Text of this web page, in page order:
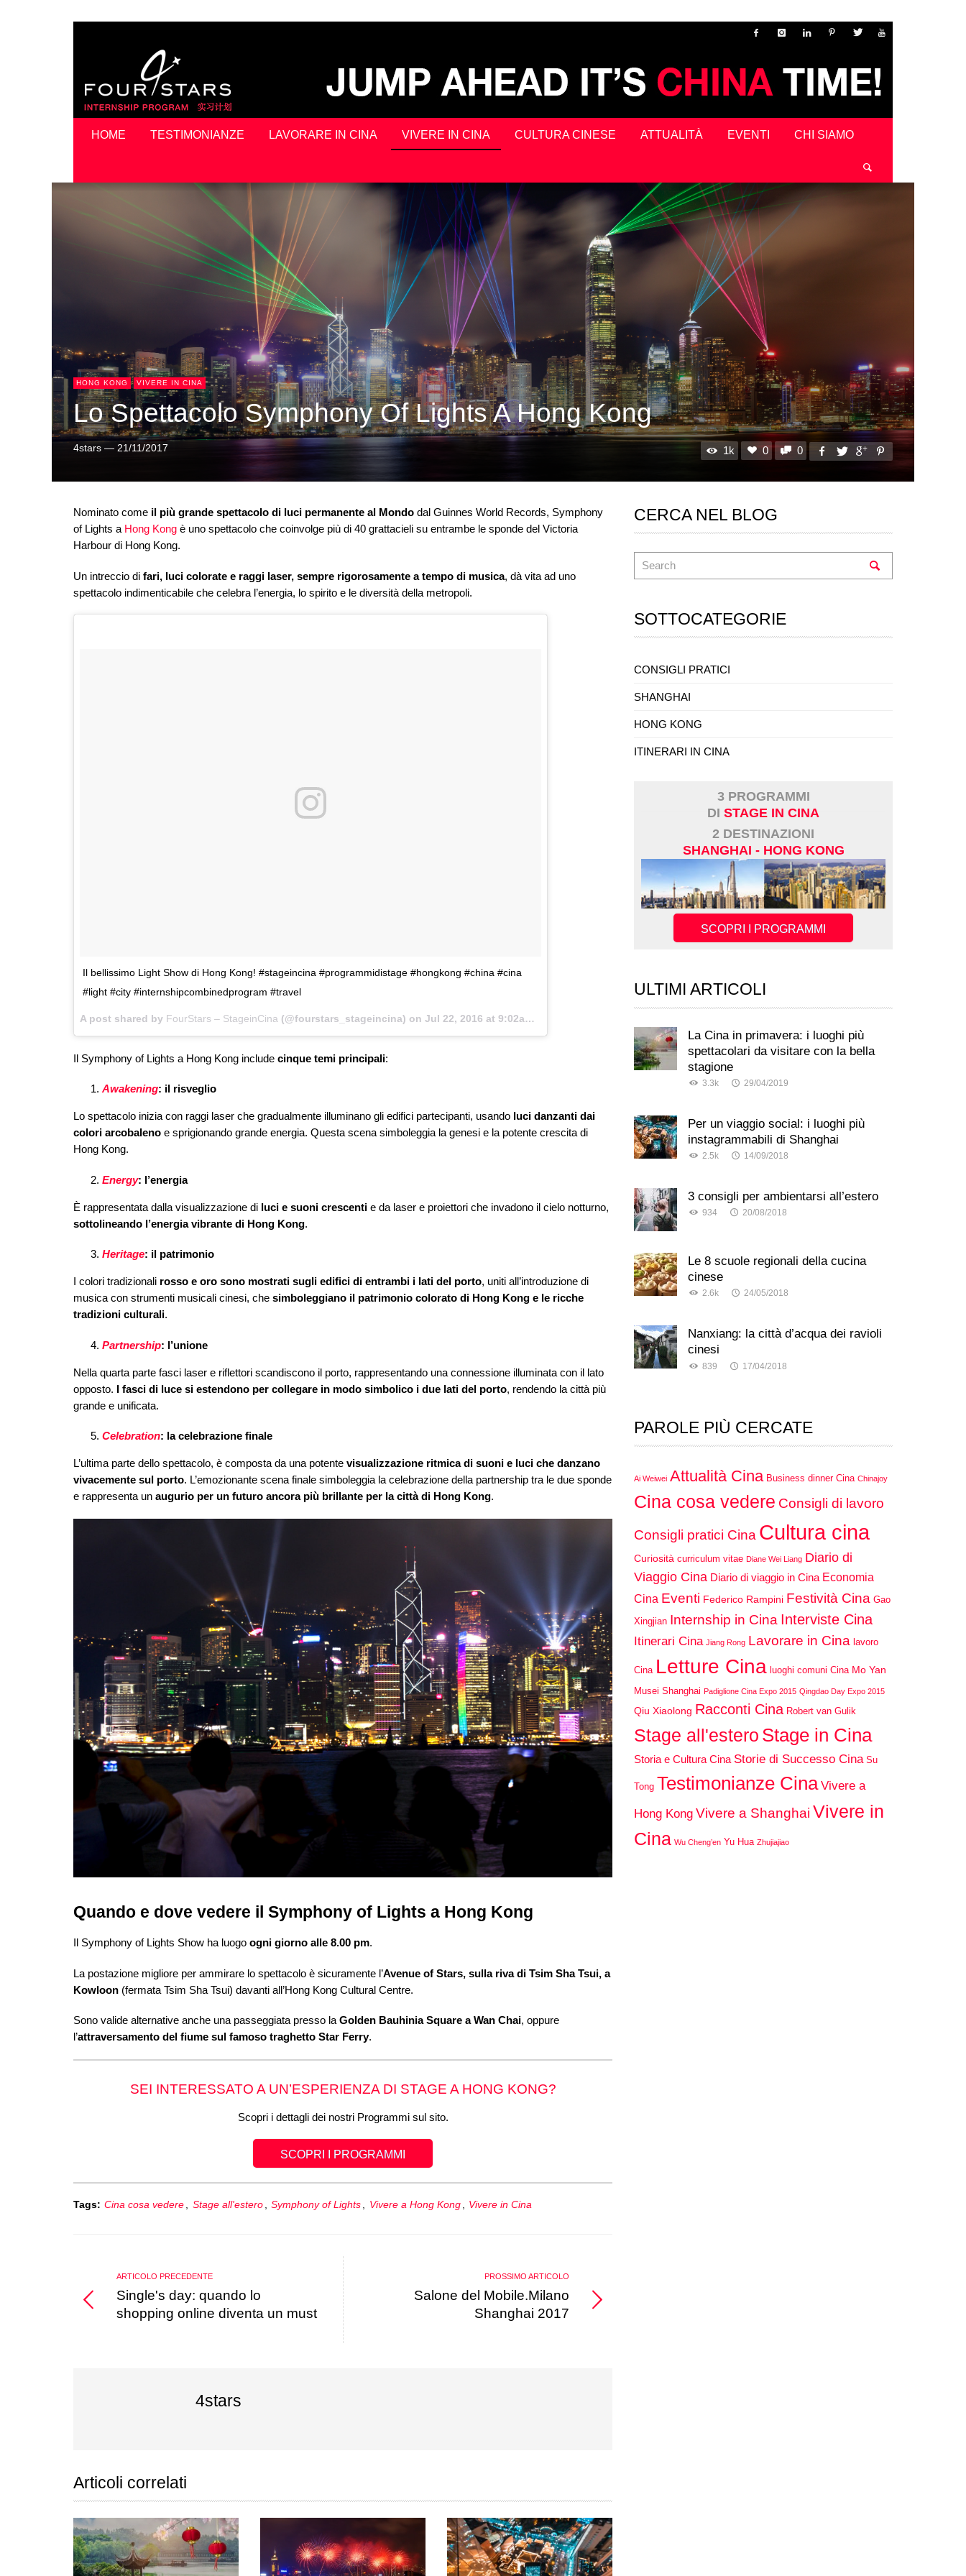
HOME TESTIMONIANZE LAVORARE IN CINA VIVERE IN CINA CULTURA CINESE ATTUALITÀ EVENTI CHI SIAMO
HONG KONG VIVERE IN CINA
Lo Spettacolo Symphony Of Lights A Hong Kong
4stars — 21/11/2017 1k 0 0
Nominato come il più grande spettacolo di luci permanente al Mondo dal Guinnes World Records, Symphony
of Lights a Hong Kong è uno spettacolo che coinvolge più di 40 grattacieli su entrambe le sponde del Victoria
Harbour di Hong Kong.
Un intreccio di fari, luci colorate e raggi laser, sempre rigorosamente a tempo di musica, dà vita ad uno
spettacolo indimenticabile che celebra l’energia, lo spirito e le diversità della metropoli.
Il bellissimo Light Show di Hong Kong! #stageincina #programmidistage #hongkong #china #cina
#light #city #internshipcombinedprogram #travel
A post shared by FourStars – StageinCina (@fourstars_stageincina) on Jul 22, 2016 at 9:02am PDT
Il Symphony of Lights a Hong Kong include cinque temi principali:
Awakening: il risveglio
Lo spettacolo inizia con raggi laser che gradualmente illuminano gli edifici partecipanti, usando luci danzanti dai
colori arcobaleno e sprigionando grande energia. Questa scena simboleggia la genesi e la potente crescita di
Hong Kong.
Energy: l’energia
È rappresentata dalla visualizzazione di luci e suoni crescenti e da laser e proiettori che invadono il cielo notturno,
sottolineando l’energia vibrante di Hong Kong.
Heritage: il patrimonio
I colori tradizionali rosso e oro sono mostrati sugli edifici di entrambi i lati del porto, uniti all’introduzione di
musica con strumenti musicali cinesi, che simboleggiano il patrimonio colorato di Hong Kong e le ricche
tradizioni culturali.
Partnership: l’unione
Nella quarta parte fasci laser e riflettori scandiscono il porto, rappresentando una connessione illuminata con il lato
opposto. I fasci di luce si estendono per collegare in modo simbolico i due lati del porto, rendendo la città più
grande e unificata.
Celebration: la celebrazione finale
L’ultima parte dello spettacolo, è composta da una potente visualizzazione ritmica di suoni e luci che danzano
vivacemente sul porto. L’emozionante scena finale simboleggia la celebrazione della partnership tra le due sponde
e rappresenta un augurio per un futuro ancora più brillante per la città di Hong Kong.
Quando e dove vedere il Symphony of Lights a Hong Kong
Il Symphony of Lights Show ha luogo ogni giorno alle 8.00 pm.
La postazione migliore per ammirare lo spettacolo è sicuramente l’Avenue of Stars, sulla riva di Tsim Sha Tsui, a
Kowloon (fermata Tsim Sha Tsui) davanti all’Hong Kong Cultural Centre.
Sono valide alternative anche una passeggiata presso la Golden Bauhinia Square a Wan Chai, oppure
l’attraversamento del fiume sul famoso traghetto Star Ferry.
SEI INTERESSATO A UN’ESPERIENZA DI STAGE A HONG KONG?
Scopri i dettagli dei nostri Programmi sul sito.
SCOPRI I PROGRAMMI
Tags: Cina cosa vedere , Stage all'estero , Symphony of Lights , Vivere a Hong Kong , Vivere in Cina
ARTICOLO PRECEDENTE
Single's day: quando lo
shopping online diventa un must
PROSSIMO ARTICOLO
Salone del Mobile.Milano
Shanghai 2017
4stars
Articoli correlati
CERCA NEL BLOG
SOTTOCATEGORIE
CONSIGLI PRATICI
SHANGHAI
HONG KONG
ITINERARI IN CINA
3 PROGRAMMI
DI STAGE IN CINA
2 DESTINAZIONI
SHANGHAI - HONG KONG
SCOPRI I PROGRAMMI
ULTIMI ARTICOLI
La Cina in primavera: i luoghi più
spettacolari da visitare con la bella
stagione
3.3k 29/04/2019
Per un viaggio social: i luoghi più
instagrammabili di Shanghai
2.5k 14/09/2018
3 consigli per ambientarsi all’estero
934 20/08/2018
Le 8 scuole regionali della cucina
cinese
2.6k 24/05/2018
Nanxiang: la città d’acqua dei ravioli
cinesi
839 17/04/2018
PAROLE PIÙ CERCATE
Ai Weiwei Attualità Cina Business dinner Cina Chinajoy
Cina cosa vedere Consigli di lavoro
Consigli pratici Cina Cultura cina
Curiosità curriculum vitae Diane Wei Liang Diario di
Viaggio Cina Diario di viaggio in Cina Economia
Cina Eventi Federico Rampini Festività Cina Gao
Xingjian Internship in Cina Interviste Cina
Itinerari Cina Jiang Rong Lavorare in Cina lavoro
Cina Letture Cina luoghi comuni Cina Mo Yan
Musei Shanghai Padiglione Cina Expo 2015 Qingdao Day Expo 2015
Qiu Xiaolong Racconti Cina Robert van Gulik
Stage all'estero Stage in Cina
Storia e Cultura Cina Storie di Successo Cina Su
Tong Testimonianze Cina Vivere a
Hong Kong Vivere a Shanghai Vivere in
Cina Wu Cheng’en Yu Hua Zhujiajiao